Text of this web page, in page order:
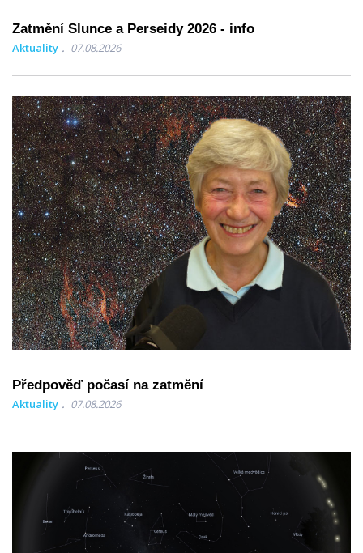
Zatmění Slunce a Perseidy 2026 - info
Aktuality 07.08.2026
Předpověď počasí na zatmění
Aktuality 07.08.2026